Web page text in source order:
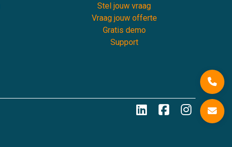
Stel jouw vraag
Vraag jouw offerte
Gratis demo
Support